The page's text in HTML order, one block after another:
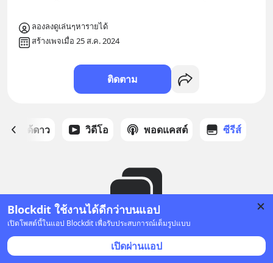
Blockdit ใช้งานได้ดีกว่าบนแอป
เปิดโพสต์นี้ในแอป Blockdit เพื่อรับประสบการณ์เต็มรูปแบบ
เปิดผ่านแอป
ลองลงดูเล่นๆหารายได้
สร้างเพจเมื่อ 25 ส.ค. 2024
ติดตาม
สต์ที่ได้ดาว วิดีโอ พอดแคสต์ ซีรีส์
ยังไม่มีซีรีส์